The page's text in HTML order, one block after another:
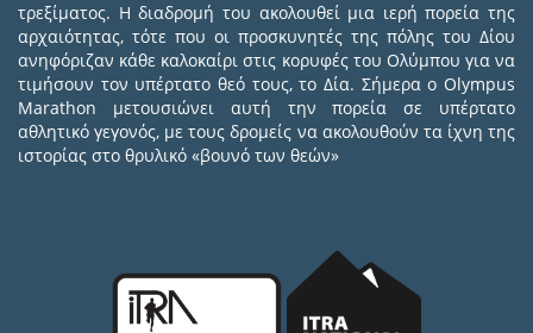
τρεξίματος. Η διαδρομή του ακολουθεί μια ιερή πορεία της
αρχαιότητας, τότε που οι προσκυνητές της πόλης του Δίου
ανηφόριζαν κάθε καλοκαίρι στις κορυφές του Ολύμπου για να
τιμήσουν τον υπέρτατο θεό τους, το Δία. Σήμερα ο Olympus
Marathon μετουσιώνει αυτή την πορεία σε υπέρτατο
αθλητικό γεγονός, με τους δρομείς να ακολουθούν τα ίχνη της
ιστορίας στο θρυλικό «βουνό των θεών»